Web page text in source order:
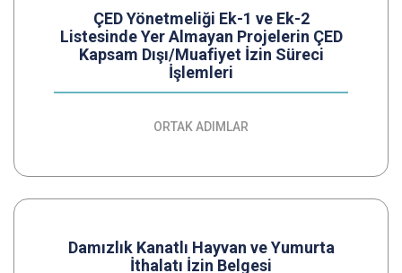
ÇED Yönetmeliği Ek-1 ve Ek-2
Listesinde Yer Almayan Projelerin ÇED
Kapsam Dışı/Muafiyet İzin Süreci
İşlemleri
ORTAK ADIMLAR
Damızlık Kanatlı Hayvan ve Yumurta
İthalatı İzin Belgesi